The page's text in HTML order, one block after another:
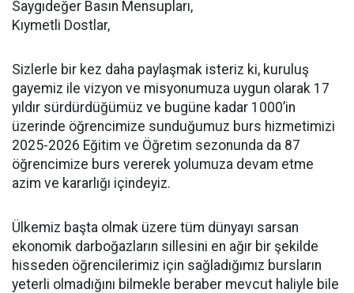
Saygıdeğer Basın Mensupları,
Kıymetli Dostlar,
Sizlerle bir kez daha paylaşmak isteriz ki, kuruluş
gayemiz ile vizyon ve misyonumuza uygun olarak 17
yıldır sürdürdüğümüz ve bugüne kadar 1000’in
üzerinde öğrencimize sunduğumuz burs hizmetimizi
2025-2026 Eğitim ve Öğretim sezonunda da 87
öğrencimize burs vererek yolumuza devam etme
azim ve kararlığı içindeyiz.
Ülkemiz başta olmak üzere tüm dünyayı sarsan
ekonomik darboğazların sillesini en ağır bir şekilde
hisseden öğrencilerimiz için sağladığımız bursların
yeterli olmadığını bilmekle beraber mevcut haliyle bile